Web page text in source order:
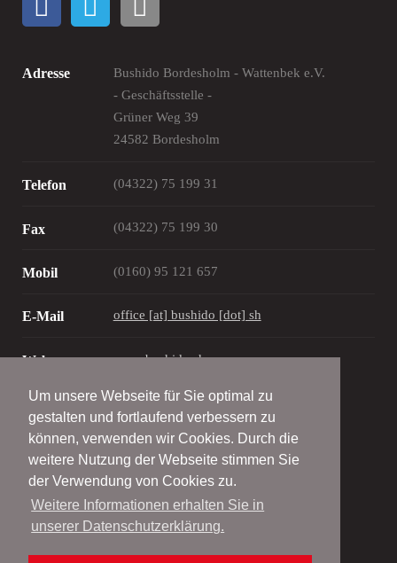
Um unsere Webseite für Sie optimal zu
gestalten und fortlaufend verbessern zu
können, verwenden wir Cookies. Durch die
weitere Nutzung der Webseite stimmen Sie
der Verwendung von Cookies zu.
Weitere Informationen erhalten Sie in
unserer Datenschutzerklärung.
Adresse
Bushido Bordesholm - Wattenbek e.V.
- Geschäftsstelle -
Grüner Weg 39
24582 Bordesholm
Telefon (04322) 75 199 31
Fax (04322) 75 199 30
Mobil (0160) 95 121 657
E-Mail office [at] bushido [dot] sh
Web www.bushido.sh
© Bushido Bordesholm - Wattenbek e.V.
2001 - 2026
Alle Rechte vorbehalten
Impressum | Site Notice